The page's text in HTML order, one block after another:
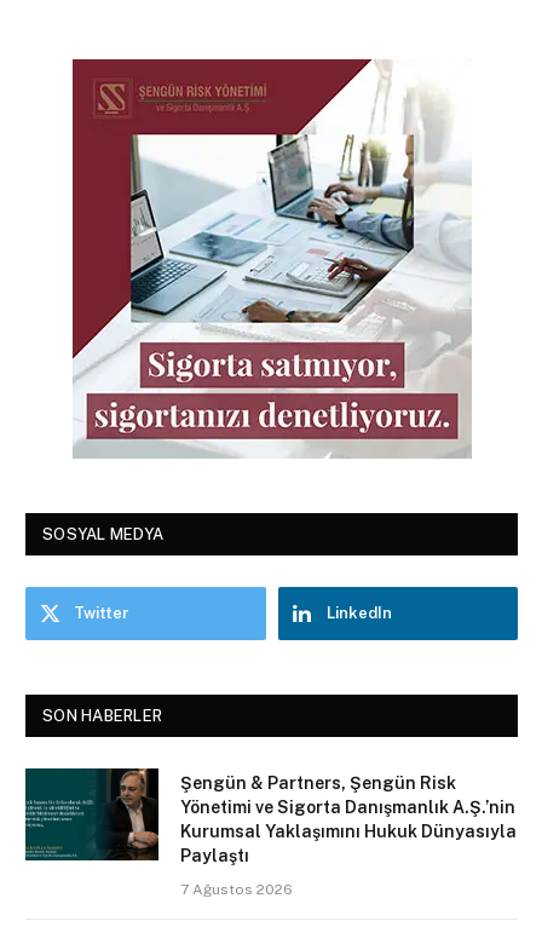
SOSYAL MEDYA
Twitter LinkedIn
SON HABERLER
Şengün & Partners, Şengün Risk
Yönetimi ve Sigorta Danışmanlık A.Ş.’nin
Kurumsal Yaklaşımını Hukuk Dünyasıyla
Paylaştı
7 Ağustos 2026